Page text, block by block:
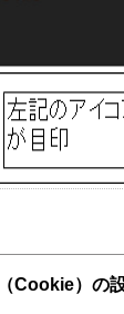
Cookie）の